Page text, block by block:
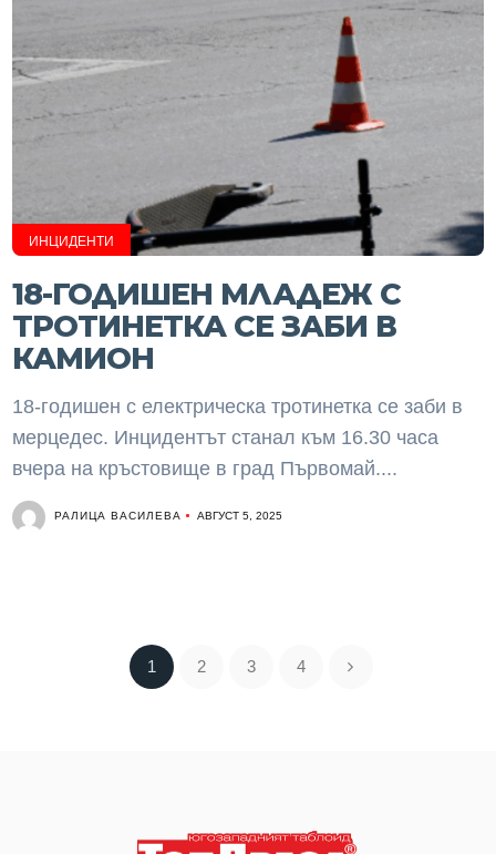
ИНЦИДЕНТИ
18-ГОДИШЕН МЛАДЕЖ С
ТРОТИНЕТКА СЕ ЗАБИ В
КАМИОН
18-годишен с електрическа тротинетка се заби в
мерцедес. Инцидентът станал към 16.30 часа
вчера на кръстовище в град Първомай....
РАЛИЦА ВАСИЛЕВА АВГУСТ 5, 2025
1 2 3 4